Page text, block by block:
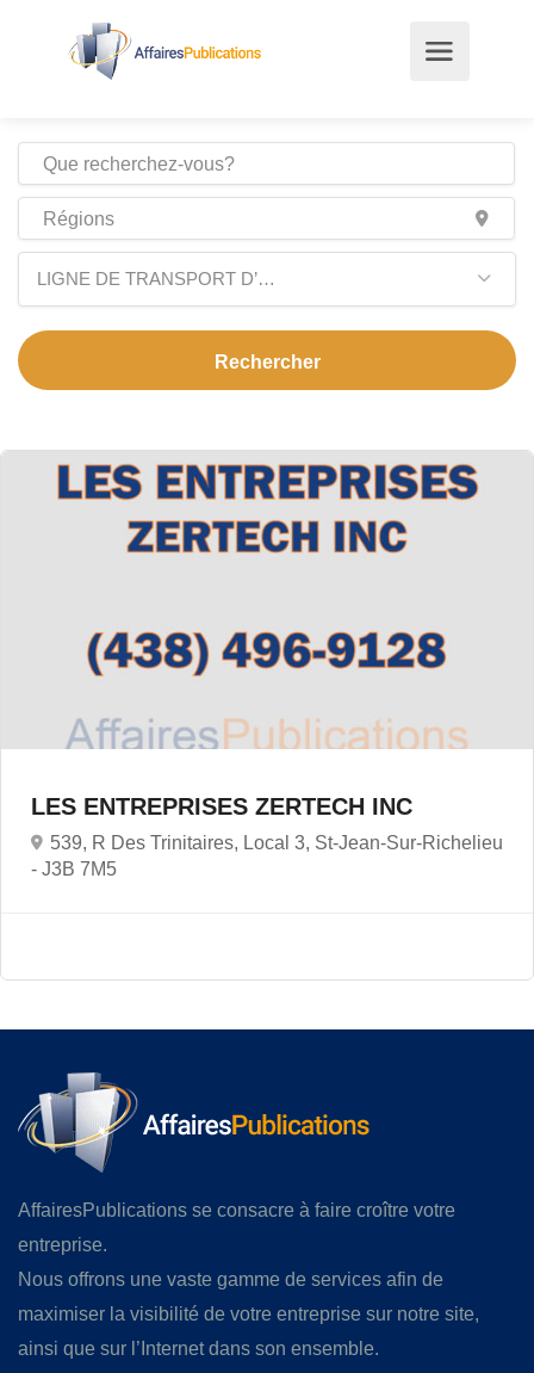
LIGNE DE TRANSPORT D’ÉNERGIE
LES ENTREPRISES ZERTECH INC
539, R Des Trinitaires, Local 3, St-Jean-Sur-Richelieu
- J3B 7M5
AffairesPublications se consacre à faire croître votre
entreprise.
Nous offrons une vaste gamme de services afin de
maximiser la visibilité de votre entreprise sur notre site,
ainsi que sur l’Internet dans son ensemble.